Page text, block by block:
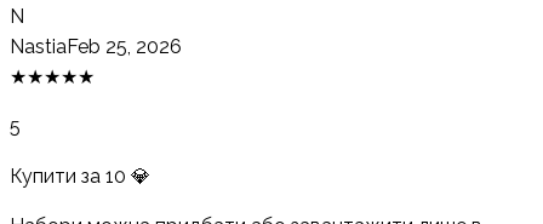
N
NastiaFeb 25, 2026
★★★★★
5
Купити за 10 💎